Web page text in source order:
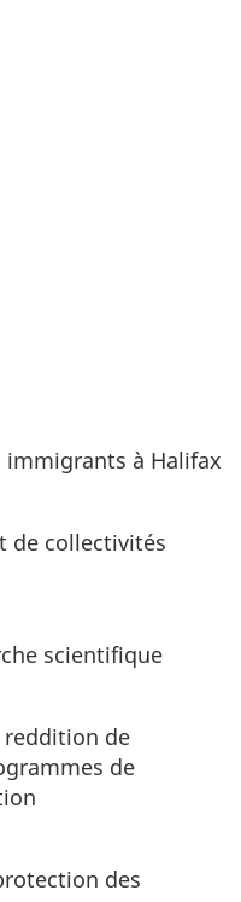
immigrants à Halifax
de collectivités
scientifique
reddition de
de
des